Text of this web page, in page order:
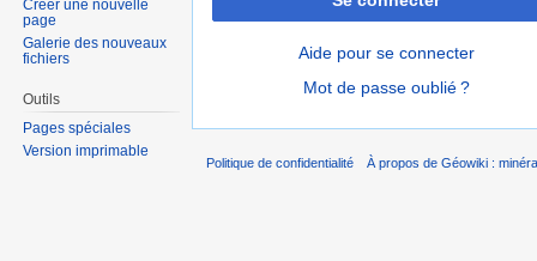
Aide pour se connecter
Mot de passe oublié ?
Créer une nouvelle
page
Galerie des nouveaux
fichiers
Outils
Pages spéciales
Version imprimable
Politique de confidentialité À propos de Géowiki :